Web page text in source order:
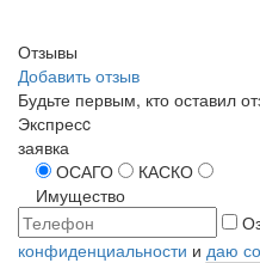
Отзывы
Добавить отзыв
Будьте первым, кто оставил
Экспресc
заявка
ОСАГО
КАСКО
Имущество
конфиденциальности и даю